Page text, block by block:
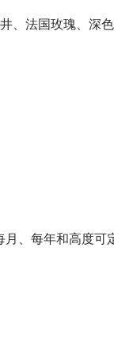
、法国玫瑰、深色
、每年和高度可